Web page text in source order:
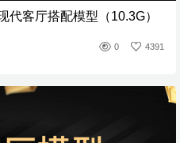
代客厅搭配模型（10.3G）
0 4391